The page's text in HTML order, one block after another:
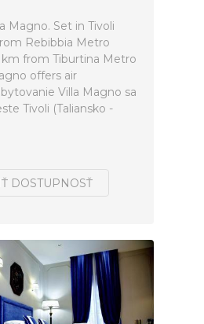
Magno. Set in Tivoli
Rebibbia Metro
from Tiburtina Metro
offers air
Villa Magno sa
Tivoli (Taliansko -
DOSTUPNOSŤ